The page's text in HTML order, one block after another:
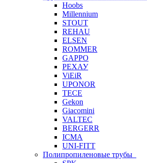
Hoobs
Millennium
STOUT
REHAU
ELSEN
ROMMER
GAPPO
РЕХАУ
ViEiR
UPONOR
TECE
Gekon
Giacomini
VALTEC
BERGERR
ICMA
UNI-FITT
Полипропиленовые трубы